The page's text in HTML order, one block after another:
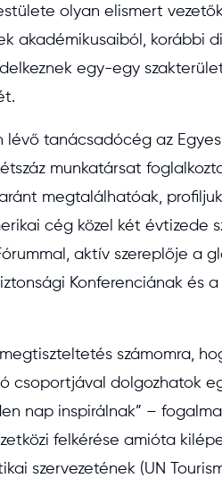
olyan elismert
akadémikusaiból, korábbi
egy-egy
tanácsadócég az
munkatársat
megtalálhatóak,
cég közel két évtizede
aktív szereplője a
Konferenciának és
számomra,
csoportjával dolgozhatok
nap inspirálnak” –
felkérése amióta
szervezetének (UN